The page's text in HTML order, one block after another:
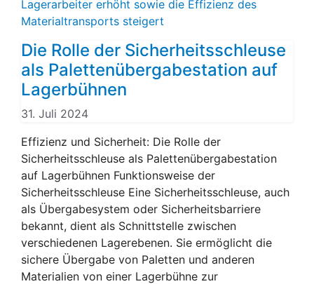
Die Rolle der Sicherheitsschleuse
als Palettenübergabestation auf
Lagerbühnen
31. Juli 2024
Effizienz und Sicherheit: Die Rolle der
Sicherheitsschleuse als Palettenübergabestation
auf Lagerbühnen Funktionsweise der
Sicherheitsschleuse Eine Sicherheitsschleuse, auch
als Übergabesystem oder Sicherheitsbarriere
bekannt, dient als Schnittstelle zwischen
verschiedenen Lagerebenen. Sie ermöglicht die
sichere Übergabe von Paletten und anderen
Materialien von einer Lagerbühne zur